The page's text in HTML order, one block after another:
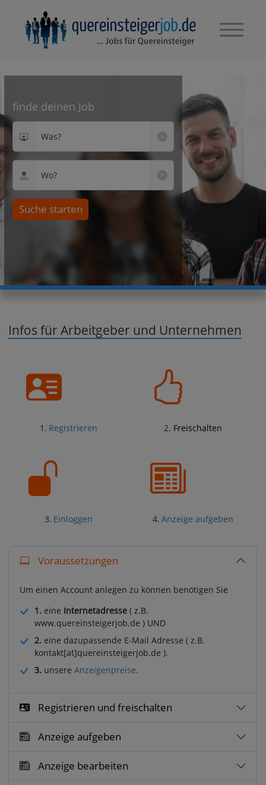
finde deinen Job
Was?
Wo?
Suche starten
Infos für Arbeitgeber und Unternehmen
1. Registrieren 2. Freischalten
3. Einloggen 4. Anzeige aufgeben
Voraussetzungen
Um einen Account anlegen zu können benötigen Sie
1. eine Internetadresse( z.B.
www.quereinsteigerjob.de ) UND
2. eine dazupassende E-Mail Adresse ( z.B.
kontakt[at]quereinsteigerjob.de ).
3. unsere Anzeigenpreise.
Registrieren und freischalten
Anzeige aufgeben
Anzeige bearbeiten